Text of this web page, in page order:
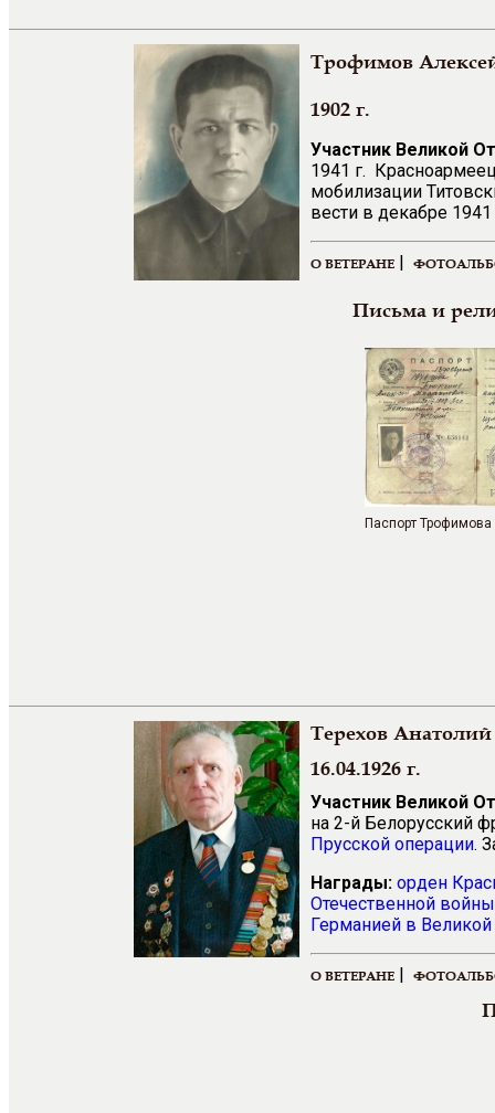
Трофимов
1902 г.
Участник Великой
1941 г.
мобилизации
вести в декабре
О ВЕТЕРАНЕ |
Письма и
Паспорт
Терехов
16.04.1926 г.
Участник Великой
на 2-й Белорусский
Прусской операции.
Награды: орден
Отечественной
Германией в Великой
О ВЕТЕРАНЕ |